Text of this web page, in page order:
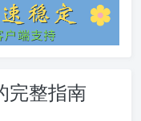
完整指南